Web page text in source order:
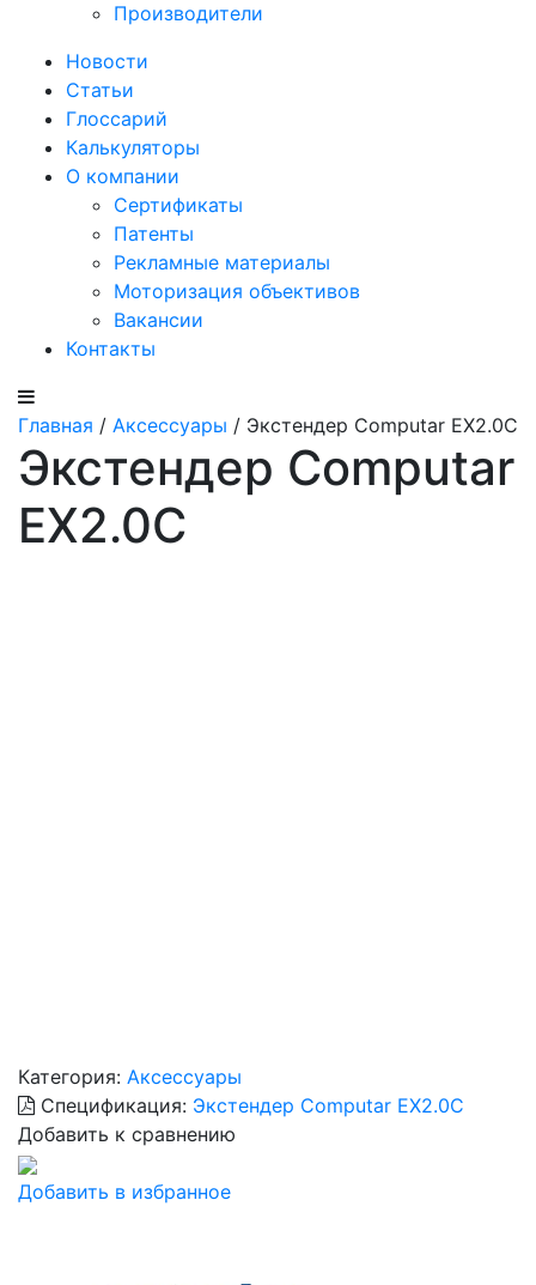
Производители
Новости
Статьи
Глоссарий
Калькуляторы
О компании
Сертификаты
Патенты
Рекламные материалы
Моторизация объективов
Вакансии
Контакты
Главная / Аксессуары / Экстендер Computar EX2.0C
Экстендер Computar
EX2.0C
Категория: Аксессуары
Спецификация: Экстендер Computar EX2.0C
Добавить к сравнению
Добавить в избранное